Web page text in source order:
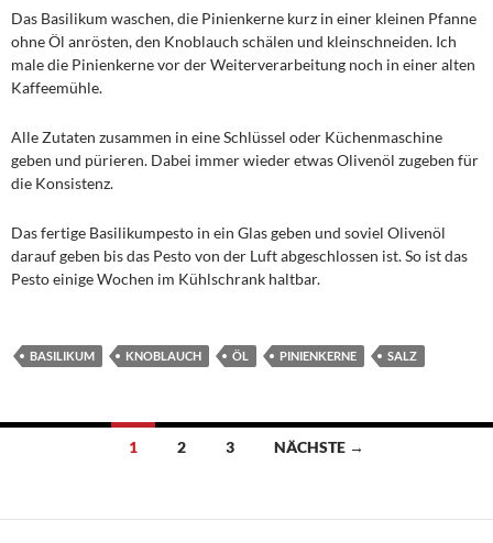
Das Basilikum waschen, die Pinienkerne kurz in einer kleinen Pfanne
ohne Öl anrösten, den Knoblauch schälen und kleinschneiden. Ich
male die Pinienkerne vor der Weiterverarbeitung noch in einer alten
Kaffeemühle.
Alle Zutaten zusammen in eine Schlüssel oder Küchenmaschine
geben und pürieren. Dabei immer wieder etwas Olivenöl zugeben für
die Konsistenz.
Das fertige Basilikumpesto in ein Glas geben und soviel Olivenöl
darauf geben bis das Pesto von der Luft abgeschlossen ist. So ist das
Pesto einige Wochen im Kühlschrank haltbar.
BASILIKUM KNOBLAUCH ÖL PINIENKERNE SALZ
Beitragsnavigation
1 2 3 NÄCHSTE →